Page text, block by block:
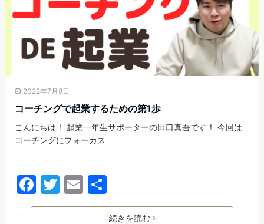
2022年7月8日
コーチングで起業するための第1歩
こんにちは！ 起業一年生サポーターの田口真吾です！ 今回は
コーチングにフォーカス
F
a
T
w
E
m 有
続きを読む